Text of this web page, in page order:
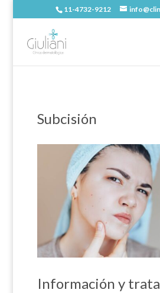
11-4732-9212
Subcisión
Información y